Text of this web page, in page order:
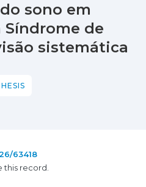
sono em
de
sistemática
63418
this record.